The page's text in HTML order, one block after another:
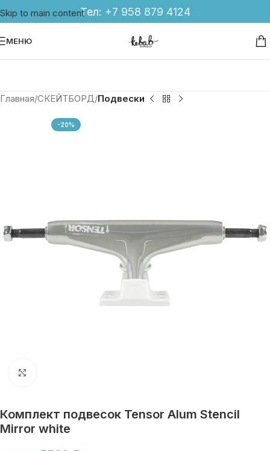
Skip to main contentТел: +7 958 879 4124
МЕНЮ
Главная СКЕЙТБОРД Подвески
-20%
Комплект подвесок Tensor Alum Stencil
Mirror white